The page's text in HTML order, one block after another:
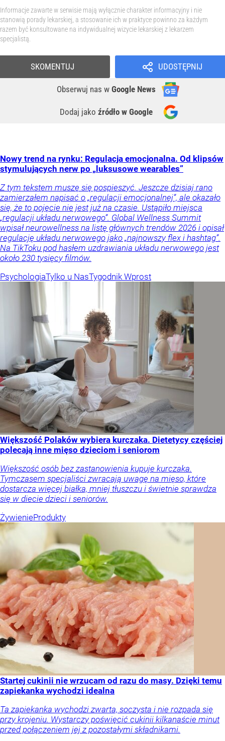
Informacje zawarte w serwisie mają wyłącznie charakter informacyjny i nie
stanowią porady lekarskiej, a stosowanie ich w praktyce powinno za każdym
razem być konsultowane na indywidualnej wizycie lekarskiej z lekarzem
specjalistą.
UDOSTĘPNIJ
Obserwuj nas w Google News
Dodaj jako źródło w Google
SKOMENTUJ
Nowy trend na rynku: Regulacja emocjonalna. Od klipsów
stymulujących nerw po „luksusowe wearables”
Z tym tekstem muszę się pospieszyć. Jeszcze dzisiaj rano
zamierzałem napisać o „regulacji emocjonalnej”, ale okazało
się, że to pojęcie nie jest już na czasie. Ustąpiło miejsca
„regulacji układu nerwowego”. Global Wellness Summit
wpisał neurowellness na listę głównych trendów 2026 i opisał
regulację układu nerwowego jako „najnowszy flex i hashtag”.
Na TikToku pod hasłem uzdrawiania układu nerwowego jest
około 230 tysięcy filmów.
PsychologiaTylko u NasTygodnik Wprost
Większość Polaków wybiera kurczaka. Dietetycy częściej
polecają inne mięso dzieciom i seniorom
Większość osób bez zastanowienia kupuje kurczaka.
Tymczasem specjaliści zwracają uwagę na mięso, które
dostarcza więcej białka, mniej tłuszczu i świetnie sprawdza
się w diecie dzieci i seniorów.
ŻywienieProdukty
Startej cukinii nie wrzucam od razu do masy. Dzięki temu
zapiekanka wychodzi idealna
Ta zapiekanka wychodzi zwarta, soczysta i nie rozpada się
przy krojeniu. Wystarczy poświęcić cukinii kilkanaście minut
przed połączeniem jej z pozostałymi składnikami.